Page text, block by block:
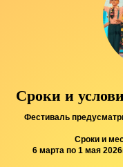
Сроки и
Фестиваль
Сроки и
6 марта по 1 мая